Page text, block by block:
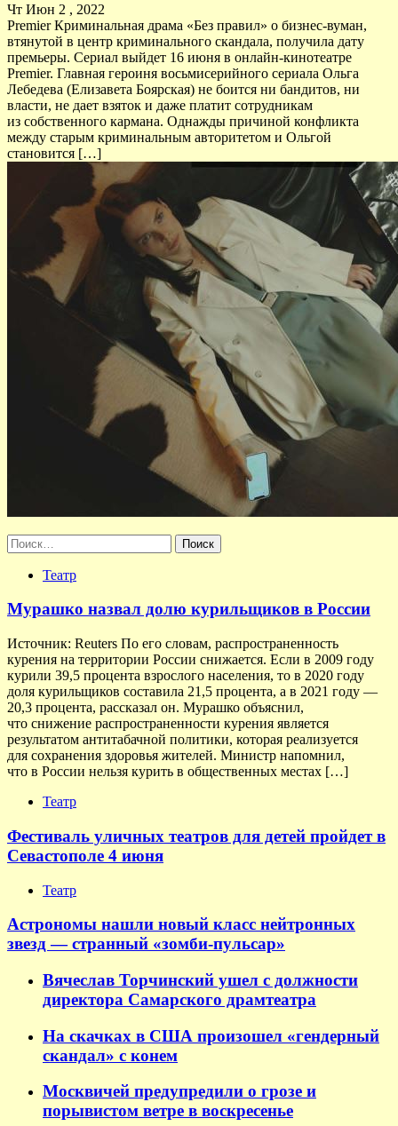
Чт Июн 2 , 2022
Premier Криминальная драма «Без правил» о бизнес-вуман,
втянутой в центр криминального скандала, получила дату
премьеры. Сериал выйдет 16 июня в онлайн-кинотеатре
Premier. Главная героиня восьмисерийного сериала Ольга
Лебедева (Елизавета Боярская) не боится ни бандитов, ни
власти, не дает взяток и даже платит сотрудникам
из собственного кармана. Однажды причиной конфликта
между старым криминальным авторитетом и Ольгой
становится […]
Найти:
Театр
Мурашко назвал долю курильщиков в России
Источник: Reuters По его словам, распространенность
курения на территории России снижается. Если в 2009 году
курили 39,5 процента взрослого населения, то в 2020 году
доля курильщиков составила 21,5 процента, а в 2021 году —
20,3 процента, рассказал он. Мурашко объяснил,
что снижение распространенности курения является
результатом антитабачной политики, которая реализуется
для сохранения здоровья жителей. Министр напомнил,
что в России нельзя курить в общественных местах […]
Театр
Фестиваль уличных театров для детей пройдет в
Севастополе 4 июня
Театр
Астрономы нашли новый класс нейтронных
звезд — странный «зомби-пульсар»
Вячеслав Торчинский ушел с должности
директора Самарского драмтеатра
На скачках в США произошел «гендерный
скандал» с конем
Москвичей предупредили о грозе и
порывистом ветре в воскресенье